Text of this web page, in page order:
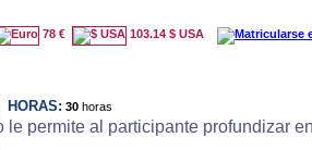
78 € 103.14 $ USA
HORAS: 30 horas
le permite al participante profundizar